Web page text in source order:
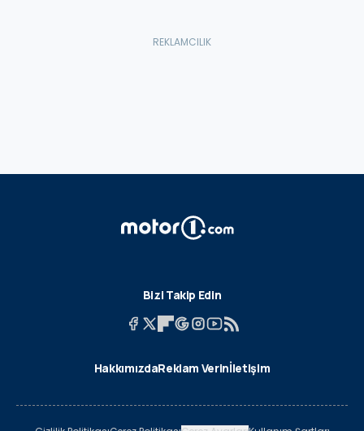
Bizi Takip Edin
HakkımızdaReklam Verinİletişim